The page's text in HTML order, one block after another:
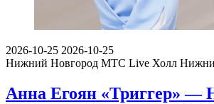
2026-10-25 2026-10-25
Нижний Новгород МТС Live Холл
Анна Егоян «Триггер» —